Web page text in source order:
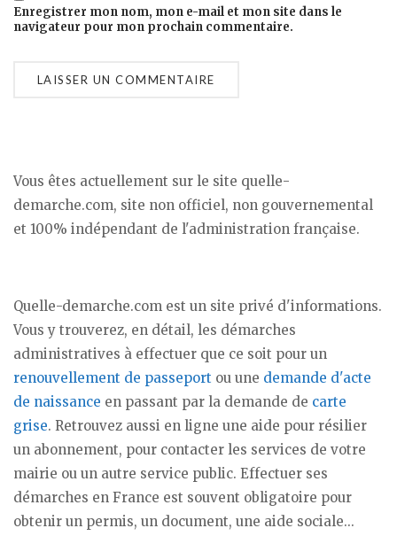
Enregistrer mon nom, mon e-mail et mon site dans le
navigateur pour mon prochain commentaire.
Vous êtes actuellement sur le site quelle-
demarche.com, site non officiel, non gouvernemental
et 100% indépendant de l'administration française.
Quelle-demarche.com est un site privé d'informations.
Vous y trouverez, en détail, les démarches
administratives à effectuer que ce soit pour un
renouvellement de passeport ou une demande d'acte
de naissance en passant par la demande de carte
grise. Retrouvez aussi en ligne une aide pour résilier
un abonnement, pour contacter les services de votre
mairie ou un autre service public. Effectuer ses
démarches en France est souvent obligatoire pour
obtenir un permis, un document, une aide sociale...